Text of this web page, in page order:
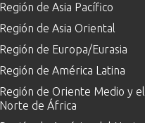
Región de Asia Pacífico
Región de Asia Oriental
Región de Europa/Eurasia
Región de América Latina
Región de Oriente Medio y el
Norte de África